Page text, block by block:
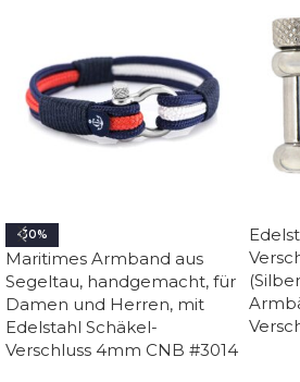
-30%
Maritimes Armband aus
Segeltau, handgemacht, für
Damen und Herren, mit
Edelstahl Schäkel-
Verschluss 4mm CNB #3014